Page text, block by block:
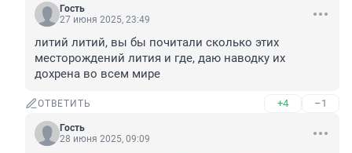
Гость
27 июня 2025, 23:49
литий литий, вы бы почитали сколько этих
месторождений лития и где, даю наводку их
дохрена во всем мире
ОТВЕТИТЬ +4 –1
Гость
28 июня 2025, 09:09